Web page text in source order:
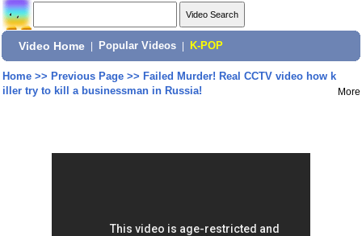
Video Home Popular Videos K-POP
Home>> Previous Page>> Failed Murder! Real CCTV video how k
iller try to kill a businessman in Russia!
More